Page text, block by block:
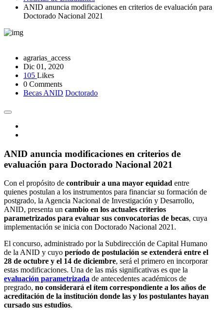
ANID anuncia modificaciones en criterios de evaluación para
Doctorado Nacional 2021
agrarias_access
Dic 01, 2020
105 Likes
0 Comments
Becas ANID Doctorado
ANID anuncia modificaciones en criterios de
evaluación para Doctorado Nacional 2021
Con el propósito de contribuir a una mayor equidad entre
quienes postulan a los instrumentos para financiar su formación de
postgrado, la Agencia Nacional de Investigación y Desarrollo,
ANID, presenta un cambio en los actuales criterios
parametrizados para evaluar sus convocatorias de becas, cuya
implementación se inicia con Doctorado Nacional 2021.
El concurso, administrado por la Subdirección de Capital Humano
de la ANID y cuyo período de postulación se extenderá entre el
28 de octubre y el 14 de diciembre, será el primero en incorporar
estas modificaciones. Una de las más significativas es que la
evaluación parametrizada de antecedentes académicos de
pregrado, no considerará el ítem correspondiente a los años de
acreditación de la institución donde las y los postulantes hayan
cursado sus estudios.